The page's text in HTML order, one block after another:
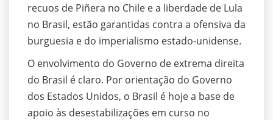
recuos de Piñera no Chile e a liberdade de Lula
no Brasil, estão garantidas contra a ofensiva da
burguesia e do imperialismo estado-unidense.
O envolvimento do Governo de extrema direita
do Brasil é claro. Por orientação do Governo
dos Estados Unidos, o Brasil é hoje a base de
apoio às desestabilizações em curso no